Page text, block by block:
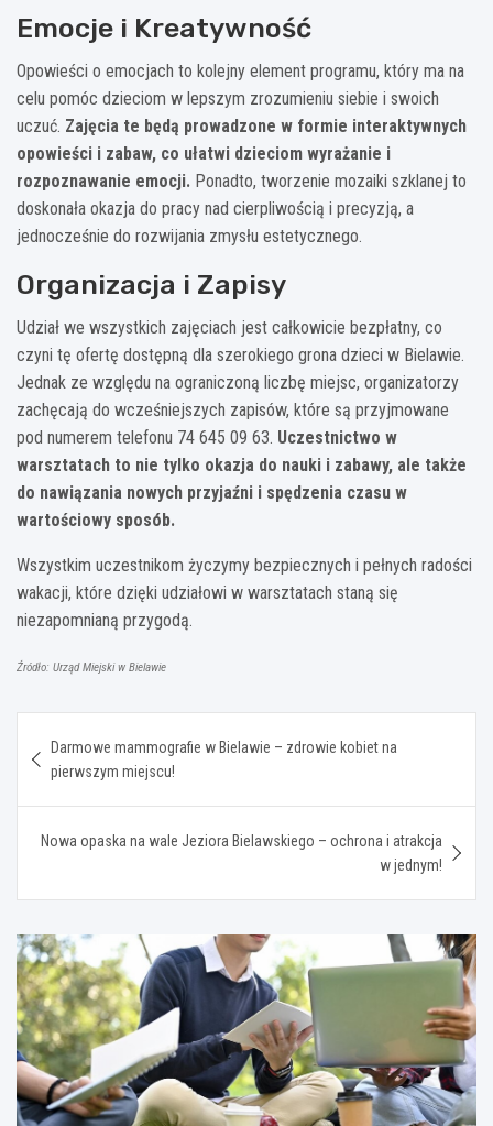
Emocje i Kreatywność
Opowieści o emocjach to kolejny element programu, który ma na
celu pomóc dzieciom w lepszym zrozumieniu siebie i swoich
uczuć. Zajęcia te będą prowadzone w formie interaktywnych
opowieści i zabaw, co ułatwi dzieciom wyrażanie i
rozpoznawanie emocji. Ponadto, tworzenie mozaiki szklanej to
doskonała okazja do pracy nad cierpliwością i precyzją, a
jednocześnie do rozwijania zmysłu estetycznego.
Organizacja i Zapisy
Udział we wszystkich zajęciach jest całkowicie bezpłatny, co
czyni tę ofertę dostępną dla szerokiego grona dzieci w Bielawie.
Jednak ze względu na ograniczoną liczbę miejsc, organizatorzy
zachęcają do wcześniejszych zapisów, które są przyjmowane
pod numerem telefonu 74 645 09 63. Uczestnictwo w
warsztatach to nie tylko okazja do nauki i zabawy, ale także
do nawiązania nowych przyjaźni i spędzenia czasu w
wartościowy sposób.
Wszystkim uczestnikom życzymy bezpiecznych i pełnych radości
wakacji, które dzięki udziałowi w warsztatach staną się
niezapomnianą przygodą.
Źródło: Urząd Miejski w Bielawie
wpisu
Darmowe mammografie w Bielawie – zdrowie kobiet na
pierwszym miejscu!
Nowa opaska na wale Jeziora Bielawskiego – ochrona i atrakcja
w jednym!